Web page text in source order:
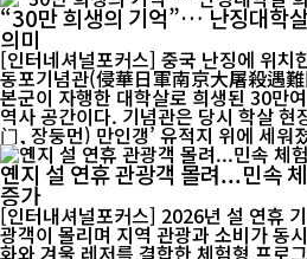
“30만 희생의 기억”… 난징대학
의미
[인터네셔널포커스] 중국 난징에 위치
동포기념관(侵華日軍南京大屠殺遇
본군이 자행한 대학살로 희생된 30만
역사 공간이다. 기념관은 당시 학살 현
门, 장둥먼) 만인갱’ 유적지 위에 세
옌지 설 연휴 관광객 몰려...민속
증가
[인터내셔널포커스] 2026년 설 연휴
광객이 몰리며 지역 관광과 소비가 동